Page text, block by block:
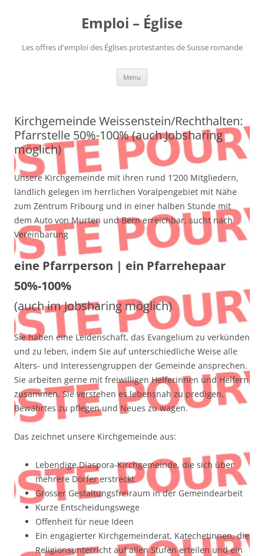
Emploi – Église
Les offres d'emploi des Églises protestantes de Suisse romande
Menu
Kirchgemeinde Weissenstein/Rechthalten:
Pfarrstelle 50%-100% (auch Jobsharing
möglich)
Unsere Kirchgemeinde mit ihren rund 1’200 Mitgliedern,
ländlich gelegen im herrlichen Voralpengebiet mit Nähe
zum Zentrum Fribourg und in einer halben Stunde mit
dem Auto von Murten und Bern erreichbar, sucht nach
Vereinbarung
eine Pfarrperson | ein Pfarrehepaar
50%-100%
(auch im Jobsharing möglich)
Sie haben eine Leidenschaft, das Evangelium zu verkünden
und zu leben, indem Sie auf unterschiedliche Weise alle
Alters- und Interessengruppen der Gemeinde ansprechen.
Sie arbeiten gerne mit freiwilligen Helferinnen und Helfern
zusammen. Sie verstehen es lebensnah zu predigen,
Bewährtes zu pflegen und Neues zu wagen.
Das zeichnet unsere Kirchgemeinde aus:
Lebendige Diaspora-Kirchgemeinde, die sich über
mehrere Dörfer erstreckt
Grosser Gestaltungsfreiraum in der Gemeindearbeit
Kurze Entscheidungswege
Offenheit für neue Ideen
Ein engagierter Kirchgemeinderat, Katechetinnen, die
Religionsunterricht auf allen Stufen erteilen und ein